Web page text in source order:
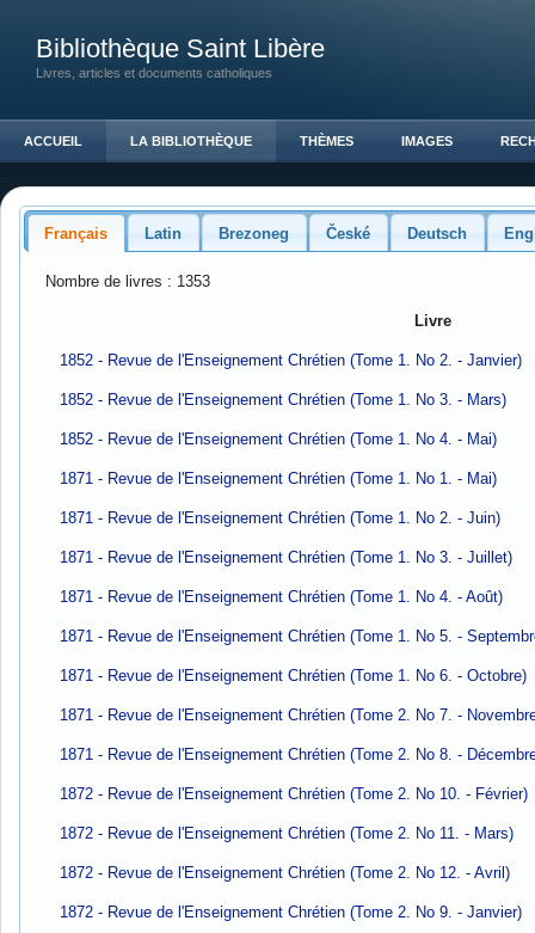
Bibliothèque Saint Libère
Livres, articles et documents catholiques
ACCUEIL LA BIBLIOTHÈQUE THÈMES IMAGES
Français Latin Brezoneg České Deutsch
Nombre de livres : 1353
Livre
1852 - Revue de l'Enseignement Chrétien (Tome 1. No 2. - Janvier)
1852 - Revue de l'Enseignement Chrétien (Tome 1. No 3. - Mars)
1852 - Revue de l'Enseignement Chrétien (Tome 1. No 4. - Mai)
1871 - Revue de l'Enseignement Chrétien (Tome 1. No 1. - Mai)
1871 - Revue de l'Enseignement Chrétien (Tome 1. No 2. - Juin)
1871 - Revue de l'Enseignement Chrétien (Tome 1. No 3. - Juillet)
1871 - Revue de l'Enseignement Chrétien (Tome 1. No 4. - Août)
1871 - Revue de l'Enseignement Chrétien (Tome 1. No 5. -
1871 - Revue de l'Enseignement Chrétien (Tome 1. No 6. - Octobre)
1871 - Revue de l'Enseignement Chrétien (Tome 2. No 7. -
1871 - Revue de l'Enseignement Chrétien (Tome 2. No 8. -
1872 - Revue de l'Enseignement Chrétien (Tome 2. No 10. - Février)
1872 - Revue de l'Enseignement Chrétien (Tome 2. No 11. - Mars)
1872 - Revue de l'Enseignement Chrétien (Tome 2. No 12. - Avril)
1872 - Revue de l'Enseignement Chrétien (Tome 2. No 9. - Janvier)